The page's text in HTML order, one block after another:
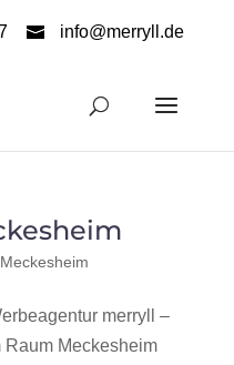
info@merryll.de
Meckesheim
merryll –
Raum Meckesheim